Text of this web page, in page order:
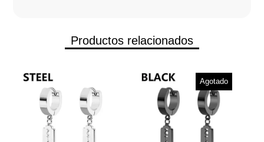
Productos relacionados
Agotado